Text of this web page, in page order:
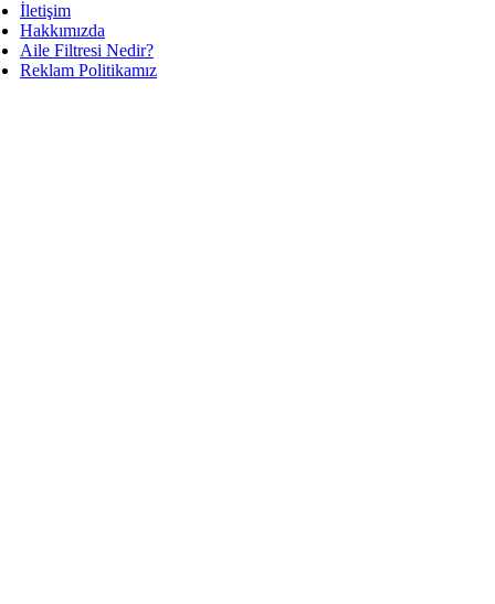
İletişim
Hakkımızda
Aile Filtresi Nedir?
Reklam Politikamız